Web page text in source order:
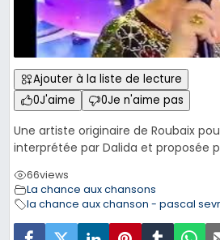
Ajouter à la liste de lecture
0J'aime 0Je n'aime pas
Une artiste originaire de Roubaix
interprétée par Dalida et proposée
66views
La chance aux chansons
la chance aux chanson - pascal